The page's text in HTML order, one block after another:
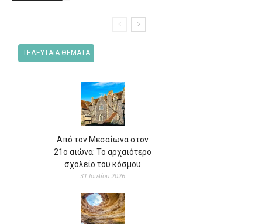
ΤΕΛΕΥΤΑΙΑ ΘΕΜΑΤΑ
Από τον Μεσαίωνα στον
21ο αιώνα: Το αρχαιότερο
σχολείο του κόσμου
31 Ιουλίου 2026